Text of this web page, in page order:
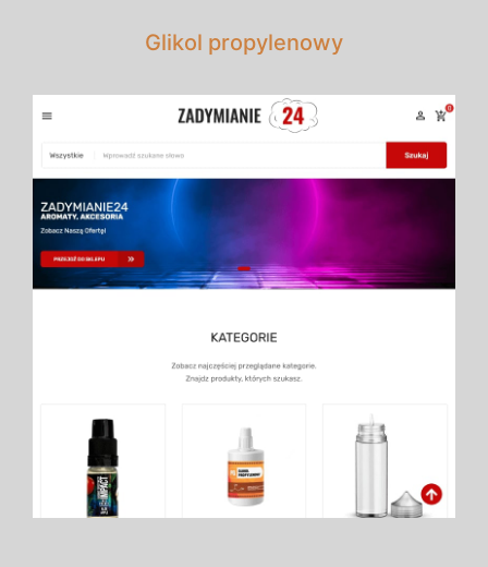
Glikol propylenowy